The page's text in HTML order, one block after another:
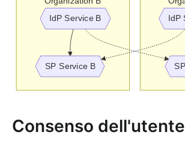
Consenso dell'utente